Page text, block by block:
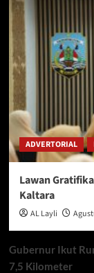
ADVERTORIAL
Lawan
Kaltara
AL Layli
Gubernur Ikut
7,5 Kilometer